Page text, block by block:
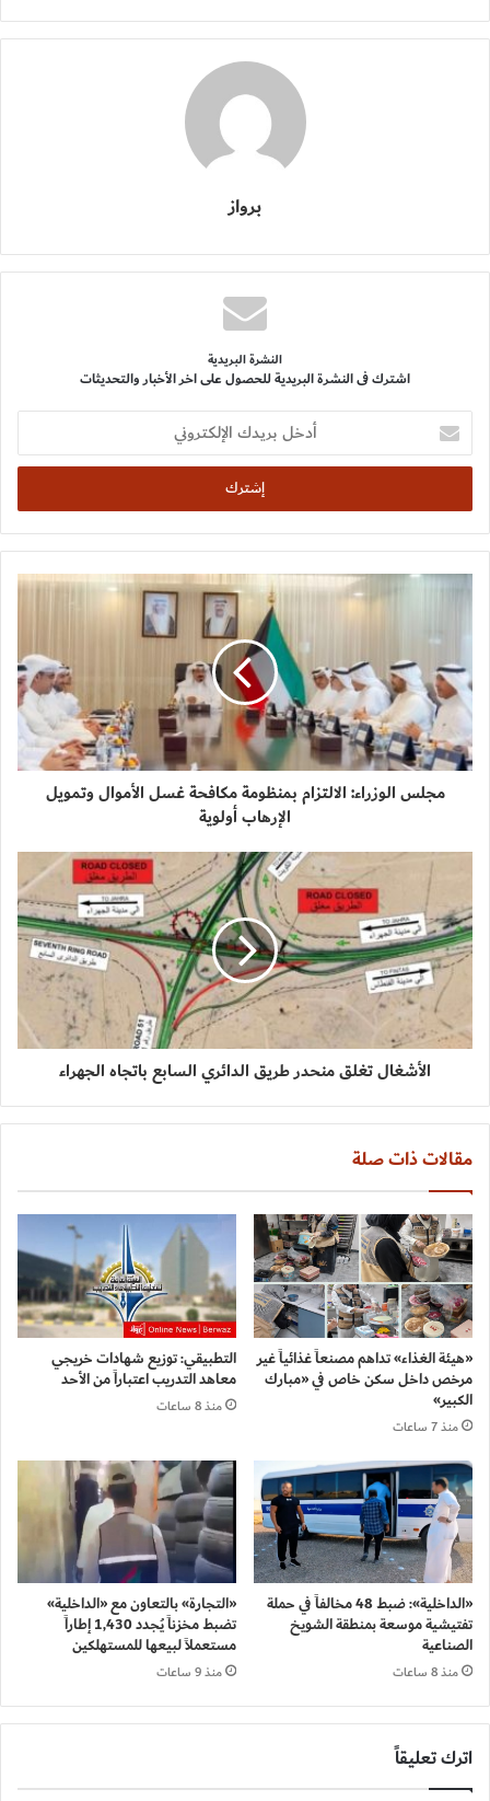
برواز
النشرة البريدية
اشترك فى النشرة البريدية للحصول على اخر الأخبار والتحديثات
أدخل
بريدك
الإلكتروني
مجلس الوزراء: الالتزام بمنظومة مكافحة غسل الأموال وتمويل
الإرهاب أولوية
الأشغال تغلق منحدر طريق الدائري السابع باتجاه الجهراء
مقالات ذات صلة
«هيئة الغذاء» تداهم مصنعاً غذائياً غير
مرخص داخل سكن خاص في «مبارك
الكبير»
منذ 7 ساعات
التطبيقي: توزيع شهادات خريجي
معاهد التدريب اعتباراً من الأحد
منذ 8 ساعات
«الداخلية»: ضبط 48 مخالفاً في حملة
تفتيشية موسعة بمنطقة الشويخ
الصناعية
منذ 8 ساعات
«التجارة» بالتعاون مع «الداخلية»
تضبط مخزناً يُجدد 1,430 إطاراً
مستعملاً لبيعها للمستهلكين
منذ 9 ساعات
اترك تعليقاً